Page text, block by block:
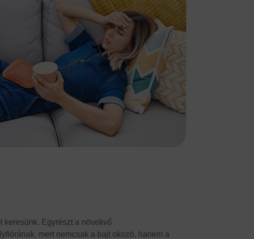
keresünk. Egyrészt a növekvő
mert nemcsak a bajt okozó, hanem a